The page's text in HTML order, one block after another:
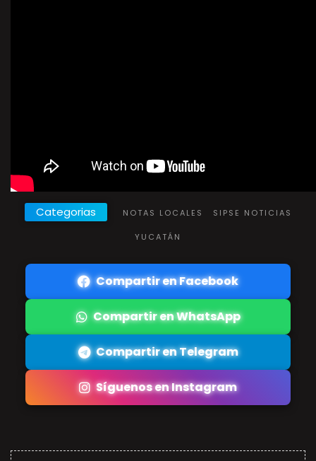
Categorias NOTAS LOCALES SIPSE NOTICIAS
YUCATÁN
Compartir en Facebook
Compartir en WhatsApp
Compartir en Telegram
Síguenos en Instagram